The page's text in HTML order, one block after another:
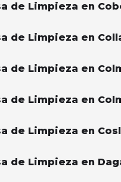
de Limpieza en
de Limpieza en
de Limpieza en
de Limpieza en
de Limpieza en
de Limpieza en